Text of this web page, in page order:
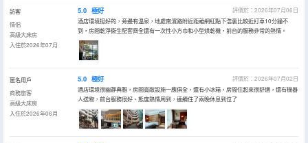
訪客
情侶
高級大床房
入住於2026年07月
5.0 極好
評價於：2026年07月06日
酒店環境挺好的，旁邊有温泉，地處南濱路附近距離網紅點下浩裏比較近打車10分鐘不
到，房間乾淨衞生配套齊全還有一次性小方巾和小型烘乾機，前台的服務非常的熱情。
匿名用戶
商務旅客
高級大床房
入住於2026年06月
5.0 極好
評價於：2026年07月02日
酒店環境很幽靜典雅，房間寬敞設施一應俱全，還有小冰箱，房間住起來很舒適，還有機器
人送物，前台服務很好、態度熱情周到，連續住了兩晚休息到位了